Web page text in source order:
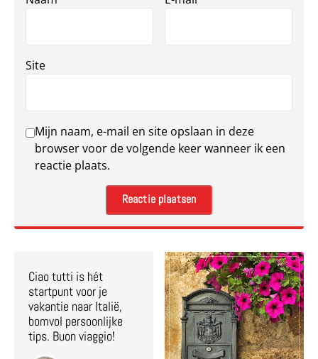
Site
Mijn naam, e-mail en site opslaan in deze
browser voor de volgende keer wanneer ik een
reactie plaats.
Ciao tutti is hét
startpunt voor je
vakantie naar Italië,
bomvol persoonlijke
tips. Buon viaggio!